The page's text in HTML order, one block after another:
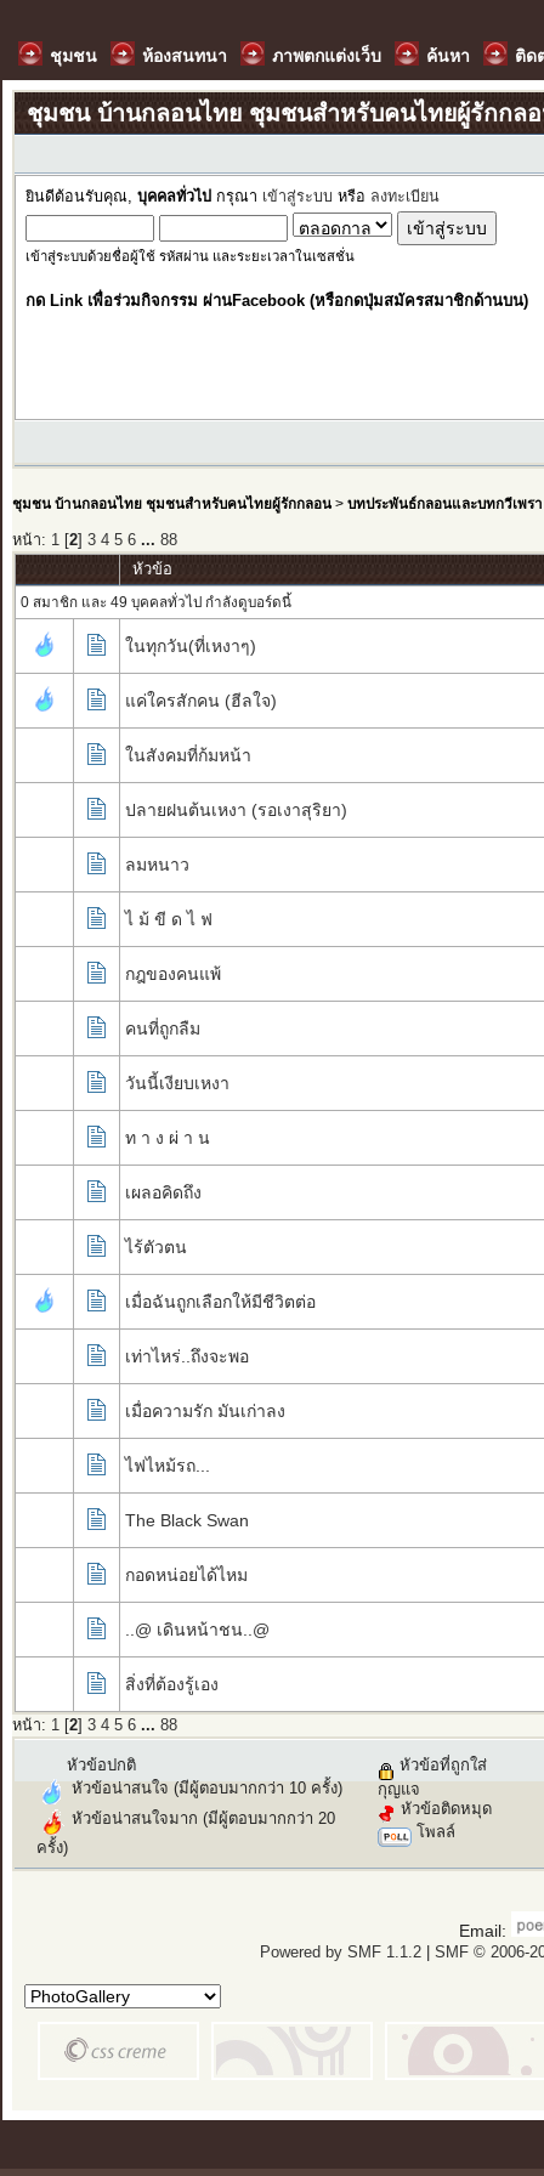
ชุมชน ห้องสนทนา ภาพตกแต่งเว็บ ค้นหา ติด
ชุมชน บ้านกลอนไทย ชุมชนสำหรับคนไทยผู้รักกล
ยินดีต้อนรับคุณ, บุคคลทั่วไป กรุณา เข้าสู่ระบบ หรือ ลงทะเบียน
เข้าสู่ระบบด้วยชื่อผู้ใช้ รหัสผ่าน และระยะเวลาในเซสชั่น
กด Link เพื่อร่วมกิจกรรม ผ่านFacebook (หรือกดปุ่มสมัครสมาชิกด้านบน)
ชุมชน บ้านกลอนไทย ชุมชนสำหรับคนไทยผู้รักกลอน> บทประพันธ์กลอนและบทกวีเพรา
หน้า: 1[ 2] 3 4 5 6 ... 88
หัวข้อ
0 สมาชิก และ 49 บุคคลทั่วไป กำลังดูบอร์ดนี้
ในทุกวัน(ที่เหงาๆ)
แค่ใครสักคน (ฮีลใจ)
ในสังคมที่ก้มหน้า
ปลายฝนต้นเหงา (รอเงาสุริยา)
ลมหนาว
ไ ม้ ขี ด ไ ฟ
กฎของคนแพ้
คนที่ถูกลืม
วันนี้เงียบเหงา
ท า ง ผ่ า น
เผลอคิดถึง
ไร้ตัวตน
เมื่อฉันถูกเลือกให้มีชีวิตต่อ
เท่าไหร่..ถึงจะพอ
เมื่อความรัก มันเก่าลง
ไฟไหม้รถ...
The Black Swan
กอดหน่อยได้ไหม
..@ เดินหน้าชน..@
สิ่งที่ต้องรู้เอง
หน้า: 1[ 2] 3 4 5 6 ... 88
หัวข้อปกติ
หัวข้อน่าสนใจ (มีผู้ตอบมากกว่า 10 ครั้ง)
หัวข้อน่าสนใจมาก (มีผู้ตอบมากกว่า 20
ครั้ง)
หัวข้อที่ถูกใส่
กุญแจ
หัวข้อติดหมุด
โพลล์
Email:
Powered by SMF 1.1.2| SMF © 2006-